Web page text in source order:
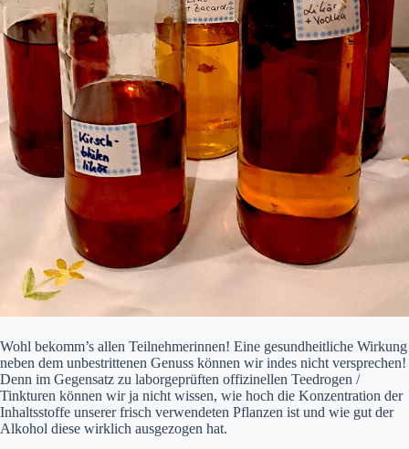
Wohl bekomm’s allen Teilnehmerinnen! Eine gesundheitliche Wirkung
neben dem unbestrittenen Genuss können wir indes nicht versprechen!
Denn im Gegensatz zu laborgeprüften offizinellen Teedrogen /
Tinkturen können wir ja nicht wissen, wie hoch die Konzentration der
Inhaltsstoffe unserer frisch verwendeten Pflanzen ist und wie gut der
Alkohol diese wirklich ausgezogen hat.